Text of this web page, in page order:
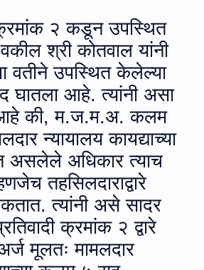
क्रमांक २ कडून उपस्थित
श्री कोतवाल यांनी
वतीने उपस्थित केलेल्या
घातला आहे. त्यांनी असा
की,म.ज.म.अ.कलम
न्यायालय कायद्याच्या
असलेले अधिकार त्याच
तहसिलदाराद्वारे
त्यांनी असे सादर
क्रमांक २ द्वारे
मूलतः मामलदार